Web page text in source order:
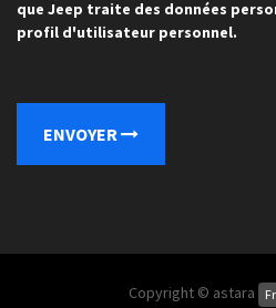
que Jeep traite des données
profil d'utilisateur personnel.
ENVOYER
Copyright © astara